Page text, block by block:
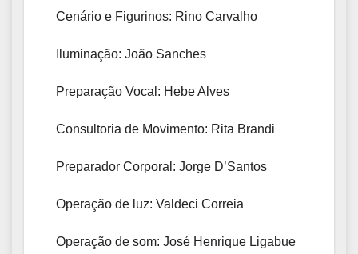
Cenário e Figurinos: Rino Carvalho
Iluminação: João Sanches
Preparação Vocal: Hebe Alves
Consultoria de Movimento: Rita Brandi
Preparador Corporal: Jorge D’Santos
Operação de luz: Valdeci Correia
Operação de som: José Henrique Ligabue